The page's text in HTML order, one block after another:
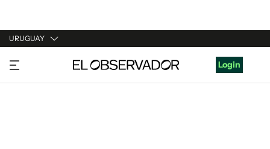
URUGUAY
URUGUAY
ARGENTINA
Login